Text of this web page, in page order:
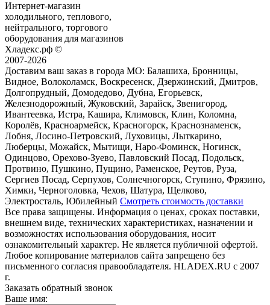
Интернет-магазин
холодильного, теплового,
нейтрального, торгового
оборудования для магазинов
Хладекс.рф ©
2007-2026
Доставим ваш заказ в города МО: Балашиха, Бронницы,
Видное, Волоколамск, Воскресенск, Дзержинский, Дмитров,
Долгопрудный, Домодедово, Дубна, Егорьевск,
Железнодорожный, Жуковский, Зарайск, Звенигород,
Ивантеевка, Истра, Кашира, Климовск, Клин, Коломна,
Королёв, Красноармейск, Красногорск, Краснознаменск,
Лобня, Лосино-Петровский, Луховицы, Лыткарино,
Люберцы, Можайск, Мытищи, Наро-Фоминск, Ногинск,
Одинцово, Орехово-Зуево, Павловский Посад, Подольск,
Протвино, Пушкино, Пущино, Раменское, Реутов, Руза,
Сергиев Посад, Серпухов, Солнечногорск, Ступино, Фрязино,
Химки, Черноголовка, Чехов, Шатура, Щелково,
Электросталь, Юбилейный Смотреть стоимость доставки
Все права защищены. Информация о ценах, сроках поставки,
внешнем виде, технических характеристиках, назначении и
возможностях использования оборудования, носит
ознакомительный характер. Не является публичной офертой.
Любое копирование материалов сайта запрещено без
письменного согласия правообладателя. HLADEX.RU c 2007
г.
Заказать обратный звонок
Ваше имя: